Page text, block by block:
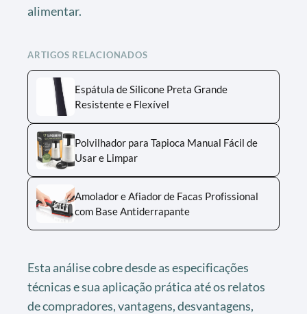
alimentar.
ARTIGOS RELACIONADOS
Espátula de Silicone Preta Grande
Resistente e Flexível
Polvilhador para Tapioca Manual Fácil de
Usar e Limpar
Amolador e Afiador de Facas Profissional
com Base Antiderrapante
Esta análise cobre desde as especificações
técnicas e sua aplicação prática até os relatos
de compradores, vantagens, desvantagens,